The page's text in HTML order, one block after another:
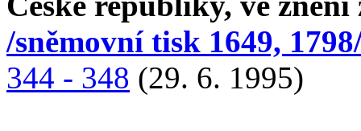
/sněmovní tisk 1649,
344 - 348 (29. 6. 1995)